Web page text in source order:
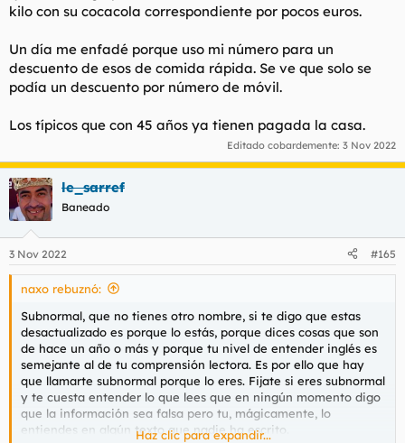
kilo con su cocacola correspondiente por pocos euros.
Un día me enfadé porque uso mi número para un
descuento de esos de comida rápida. Se ve que solo se
podía un descuento por número de móvil.
Los típicos que con 45 años ya tienen pagada la casa.
Editado cobardemente: 3 Nov 2022
le_sarref
Baneado
3 Nov 2022 #165
naxo rebuznó:
Subnormal, que no tienes otro nombre, si te digo que estas
desactualizado es porque lo estás, porque dices cosas que son
de hace un año o más y porque tu nivel de entender inglés es
semejante al de tu comprensión lectora. Es por ello que hay
que llamarte subnormal porque lo eres. Fijate si eres subnormal
y te cuesta entender lo que lees que en ningún momento digo
que la información sea falsa pero tu, mágicamente, lo
entiendes en algún texto que nadie ha escrito.
Haz clic para expandir...